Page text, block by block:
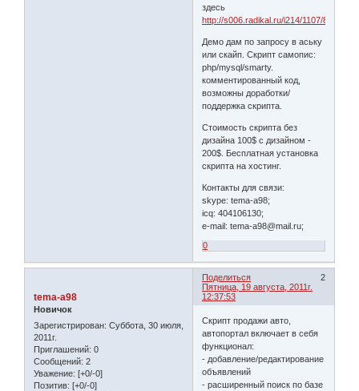
здесь
http://s006.radikal.ru/i214/1107/89/
Демо дам по запросу в аську
или скайп. Скрипт самопис:
php/mysql/smarty.
комментированный код,
возможны доработки/
поддержка скрипта.
Стоимость скрипта без
дизайна 100$ с дизайном -
200$. Бесплатная установка
скрипта на хостинг.
Контакты для связи:
skype: tema-a98;
icq: 404106130;
e-mail: tema-a98@mail.ru;
0
Поделиться
2
Пятница, 19 августа, 2011г.
12:37:53
tema-a98
Новичок
Зарегистрирован: Суббота, 30 июля,
2011г.
Приглашений: 0
Сообщений: 2
Уважение: [+0/-0]
Позитив: [+0/-0]
Скрипт продажи авто,
автопортал включает в себя
функционал:
- добавление/редактирование
объявлений
- расширенный поиск по базе